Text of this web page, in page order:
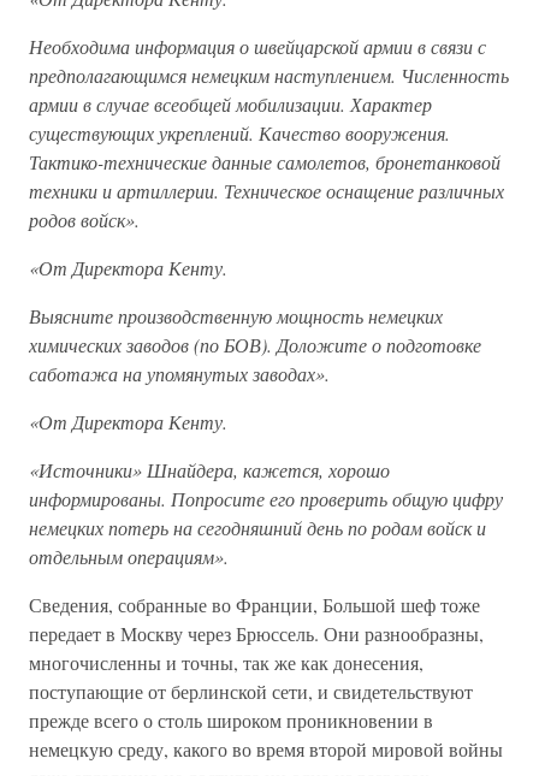
Необходима информация о швейцарской армии в связи с
предполагающимся немецким наступлением. Численность
армии в случае всеобщей мобилизации. Характер
существующих укреплений. Качество вооружения.
Тактико-технические данные самолетов, бронетанковой
техники и артиллерии. Техническое оснащение различных
родов войск».
«От Директора Кенту.
Выясните производственную мощность немецких
химических заводов (по БОВ). Доложите о подготовке
саботажа на упомянутых заводах».
«От Директора Кенту.
«Источники» Шнайдера, кажется, хорошо
информированы. Попросите его проверить общую цифру
немецких потерь на сегодняшний день по родам войск и
отдельным операциям».
Сведения, собранные во Франции, Большой шеф тоже
передает в Москву через Брюссель. Они разнообразны,
многочисленны и точны, так же как донесения,
поступающие от берлинской сети, и свидетельствуют
прежде всего о столь широком проникновении в
немецкую среду, какого во время второй мировой войны